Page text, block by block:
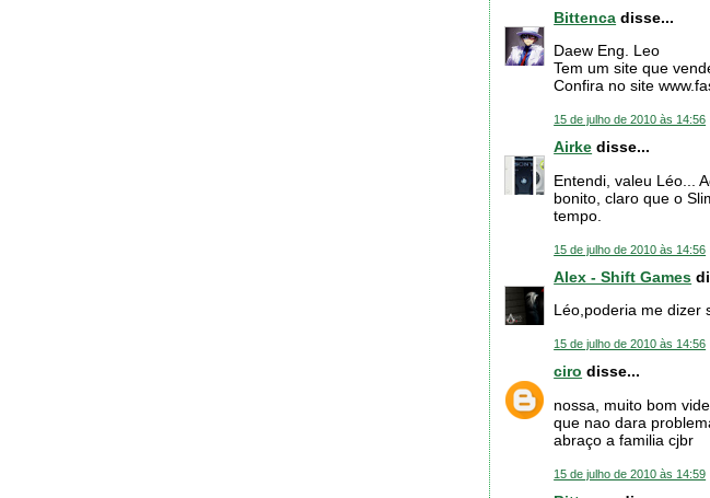
Bittenca disse...
Daew Eng. Leo
Tem um site que
Confira no site
15 de julho de 2010 às 14:56
Airke disse...
Entendi, valeu Léo...
bonito, claro que o
tempo.
15 de julho de 2010 às 14:56
Alex - Shift Games
Léo,poderia me dizer
15 de julho de 2010 às 14:56
ciro disse...
nossa, muito bom
que nao dara
abraço a familia cjbr
15 de julho de 2010 às 14:59